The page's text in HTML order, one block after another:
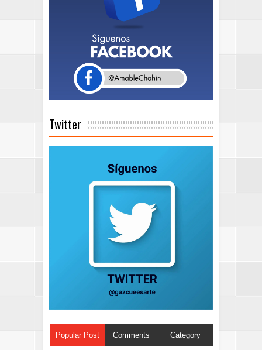
Twitter
Popular Post Comments Category